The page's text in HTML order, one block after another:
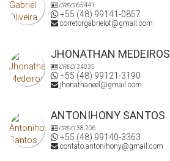
CRECI65441
+55 (48) 99141-0857
corretorgabrielof@gmail.com
JHONATHAN MEDEIROS
CRECI34035
+55 (48) 99121-3190
jhonathaneel@gmail.com
ANTONIHONY SANTOS
CRECI38.206
+55 (48) 99140-3363
contato.antonihony@gmail.com